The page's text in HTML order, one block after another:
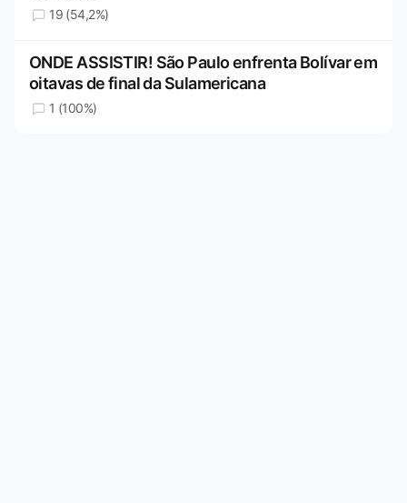
19 (54,2%)
ONDE ASSISTIR! São Paulo enfrenta Bolívar em
oitavas de final da Sulamericana
1 (100%)